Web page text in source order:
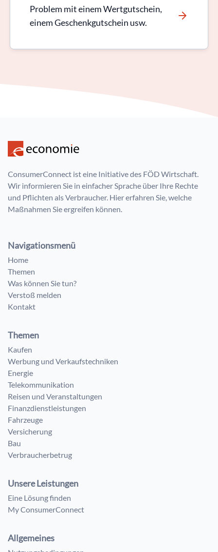
Problem mit einem Wertgutschein,
einem Geschenkgutschein usw.
ConsumerConnect ist eine Initiative des FÖD Wirtschaft.
Wir informieren Sie in einfacher Sprache über Ihre Rechte
und Pflichten als Verbraucher. Hier erfahren Sie, welche
Maßnahmen Sie ergreifen können.
Navigationsmenü
Home
Themen
Was können Sie tun?
Verstoß melden
Kontakt
Themen
Kaufen
Werbung und Verkaufstechniken
Energie
Telekommunikation
Reisen und Veranstaltungen
Finanzdienstleistungen
Fahrzeuge
Versicherung
Bau
Verbraucherbetrug
Unsere Leistungen
Eine Lösung finden
My ConsumerConnect
Allgemeines